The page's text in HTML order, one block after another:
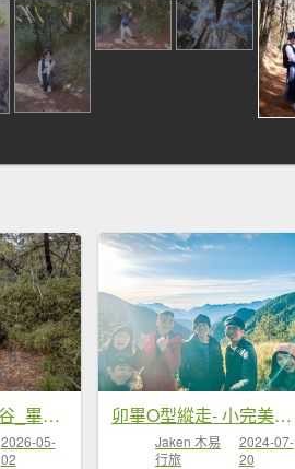
卯木山_小完美谷_畢祿山
2026-05-
02
卯畢O型縱走- 小完美谷壯闊日出與畢祿山
Jaken 木易
行旅
2024-07-
20